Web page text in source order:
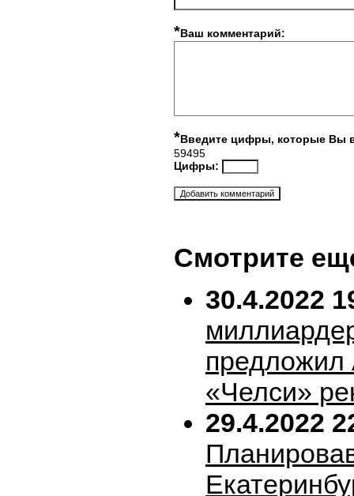
*Ваш комментарий:
*Введите цифры, которые Вы
59495
Цифры:
Смотрите
30.4.2022
предложил
«Челси»
29.4.2022